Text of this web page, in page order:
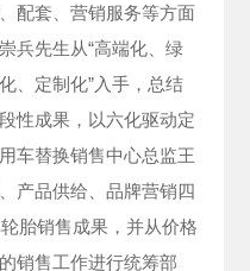
配套、营销服务等方面
兵先生从“高端化、绿
、定制化”入手，总结
性成果，以六化驱动定
车替换销售中心总监王
产品供给、品牌营销四
胎销售成果，并从价格
销售工作进行统筹部